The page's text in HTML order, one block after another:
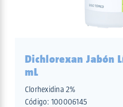
Dichlorexan Jabón
mL
Clorhexidina 2%
Código: 100006145